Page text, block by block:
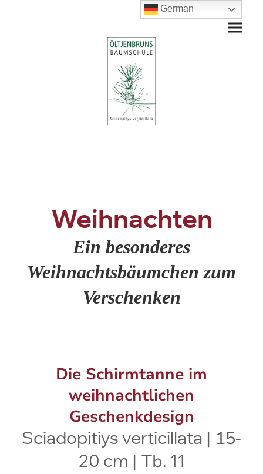
Weihnachten
Ein besonderes
Weihnachtsbäumchen zum
Verschenken
Die Schirmtanne im
weihnachtlichen
Geschenkdesign
Sciadopitiys verticillata | 15-
20 cm | Tb. 11
German